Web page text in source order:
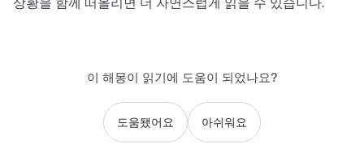
이 해몽이 읽기에 도움이 되었나요?
도움됐어요 아쉬워요